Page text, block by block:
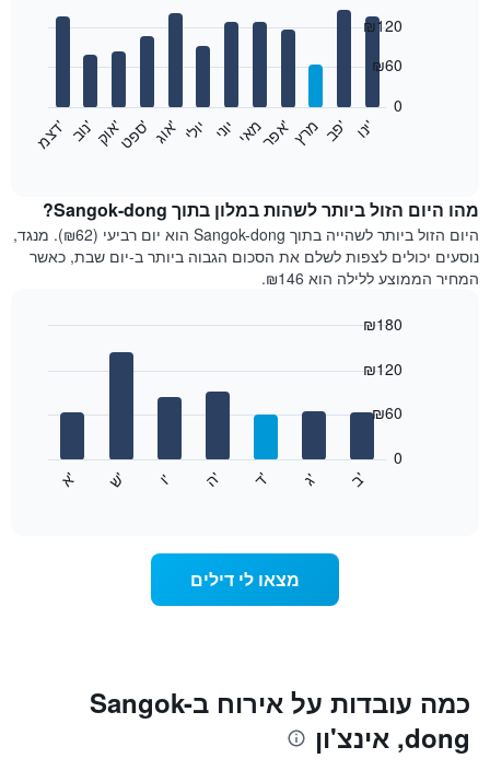
מחיר
הממוצע
של
חדר
בכל
התרשים
חודשים.
י
נ
ו
' פ
ב​​​​​​​
' מרץא
פ
ר
' מאי יוני יולי א
ו
ג
' ס
פ
ט
' א
ו
ק
' נ
ו
ב
' ד
צ
מ
'
0
₪60
₪120
מהו היום הזול ביותר לשהות במלון בתוך Sangok-dong?
היום הזול ביותר לשהייה בתוך Sangok-dong הוא יום רביעי (₪62). מנגד,
נוסעים יכולים לצפות לשלם את הסכום הגבוה ביותר ב-יום שבת, כאשר
המחיר הממוצע ללילה הוא ₪146.
התרשים
כולל
1
ציר
ב
' ג
' ד
' ה
' ו
' ש
' א
'
0
₪60
₪120
₪180
מצאו לי דילים
כמה עובדות על אירוח בSangok-
dong, אינצ'ון